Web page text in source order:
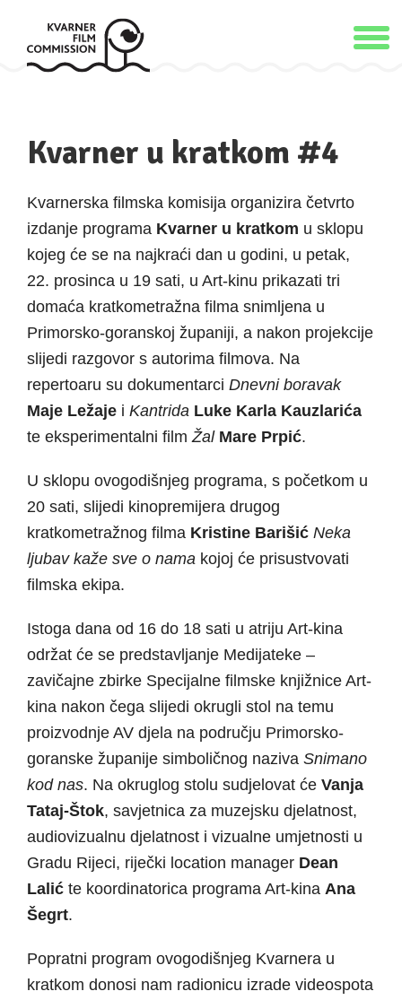
Kvarner u kratkom #4
Kvarnerska filmska komisija organizira četvrto
izdanje programa Kvarner u kratkom u sklopu
kojeg će se na najkraći dan u godini, u petak,
22. prosinca u 19 sati, u Art-kinu prikazati tri
domaća kratkometražna filma snimljena u
Primorsko-goranskoj županiji, a nakon projekcije
slijedi razgovor s autorima filmova. Na
repertoaru su dokumentarci Dnevni boravak
Maje Ležaje i Kantrida Luke Karla Kauzlarića
te eksperimentalni film Žal Mare Prpić.
U sklopu ovogodišnjeg programa, s početkom u
20 sati, slijedi kinopremijera drugog
kratkometražnog filma Kristine Barišić Neka
ljubav kaže sve o nama kojoj će prisustvovati
filmska ekipa.
Istoga dana od 16 do 18 sati u atriju Art-kina
održat će se predstavljanje Medijateke –
zavičajne zbirke Specijalne filmske knjižnice Art-
kina nakon čega slijedi okrugli stol na temu
proizvodnje AV djela na području Primorsko-
goranske županije simboličnog naziva Snimano
kod nas. Na okruglog stolu sudjelovat će Vanja
Tataj-Štok, savjetnica za muzejsku djelatnost,
audiovizualnu djelatnost i vizualne umjetnosti u
Gradu Rijeci, riječki location manager Dean
Lalić te koordinatorica programa Art-kina Ana
Šegrt.
Popratni program ovogodišnjeg Kvarnera u
kratkom donosi nam radionicu izrade videospota